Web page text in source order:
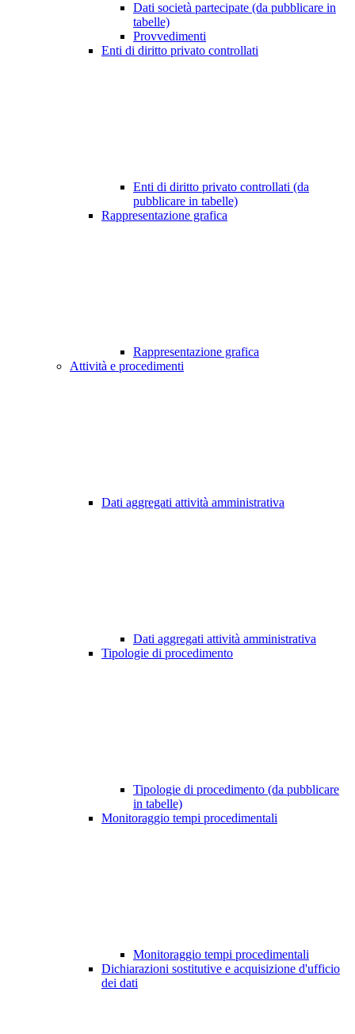
Dati società partecipate (da pubblicare in
tabelle)
Provvedimenti
Enti di diritto privato controllati
Enti di diritto privato controllati (da
pubblicare in tabelle)
Rappresentazione grafica
Rappresentazione grafica
Attività e procedimenti
Dati aggregati attività amministrativa
Dati aggregati attività amministrativa
Tipologie di procedimento
Tipologie di procedimento (da pubblicare
in tabelle)
Monitoraggio tempi procedimentali
Monitoraggio tempi procedimentali
Dichiarazioni sostitutive e acquisizione d'ufficio
dei dati